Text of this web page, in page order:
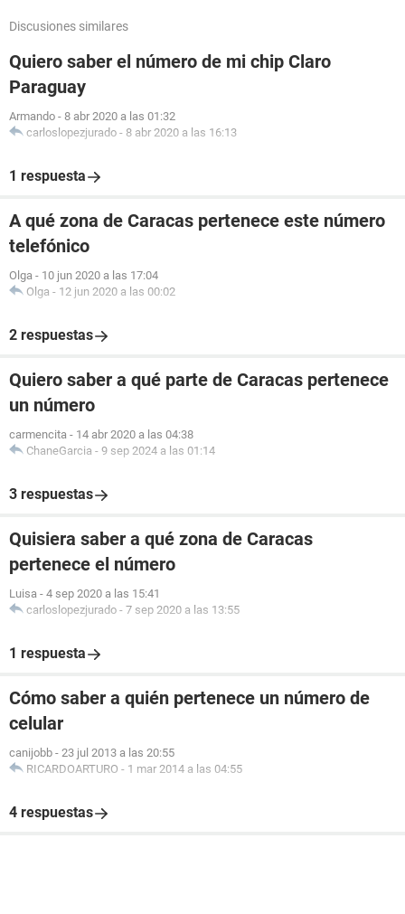
Discusiones similares
Quiero saber el número de mi chip Claro
Paraguay
Armando - 8 abr 2020 a las 01:32
carloslopezjurado - 8 abr 2020 a las 16:13
1 respuesta
A qué zona de Caracas pertenece este número
telefónico
Olga - 10 jun 2020 a las 17:04
Olga - 12 jun 2020 a las 00:02
2 respuestas
Quiero saber a qué parte de Caracas pertenece
un número
carmencita - 14 abr 2020 a las 04:38
ChaneGarcia - 9 sep 2024 a las 01:14
3 respuestas
Quisiera saber a qué zona de Caracas
pertenece el número
Luisa - 4 sep 2020 a las 15:41
carloslopezjurado - 7 sep 2020 a las 13:55
1 respuesta
Cómo saber a quién pertenece un número de
celular
canijobb - 23 jul 2013 a las 20:55
RICARDOARTURO - 1 mar 2014 a las 04:55
4 respuestas